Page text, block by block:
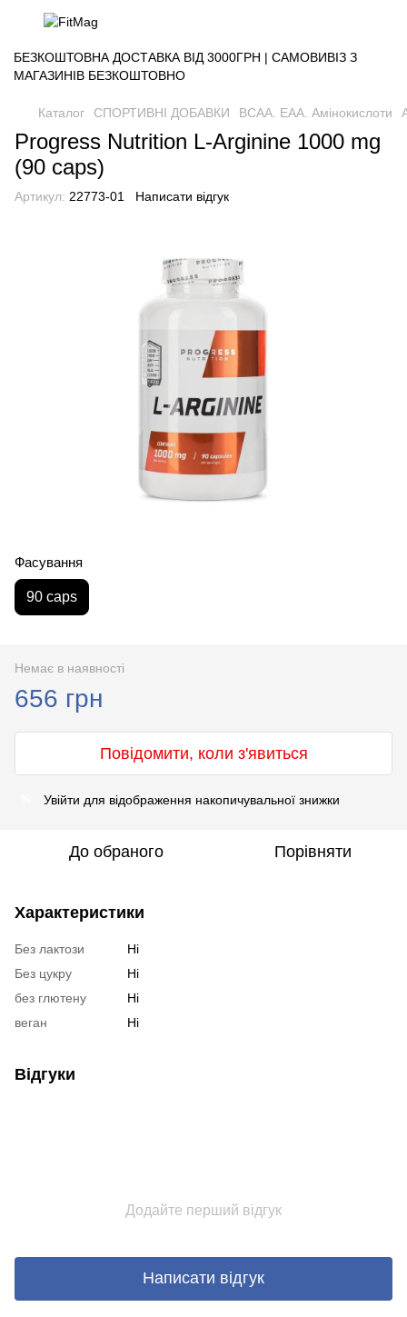
БЕЗКОШТОВНА ДОСТАВКА ВІД 3000ГРН | САМОВИВІЗ З
МАГАЗИНІВ БЕЗКОШТОВНО
Каталог СПОРТИВНІ ДОБАВКИ BCAA. EAA. Амінокислоти
Progress Nutrition L-Arginine 1000 mg
(90 caps)
Артикул: 22773-01 Написати відгук
Фасування
90 caps
Немає в наявності
656 грн
Повідомити, коли з'явиться
Увійти для відображення накопичувальної знижки
До обраного Порівняти
Характеристики
Без лактози
Ні
Без цукру
Ні
без глютену
Ні
веган
Ні
Відгуки
Додайте перший відгук
Написати відгук